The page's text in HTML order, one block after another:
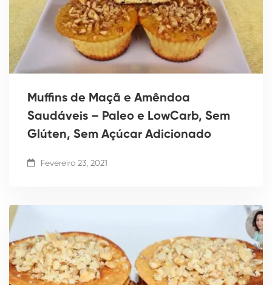
Muffins de Maçã e Amêndoa
Saudáveis – Paleo e LowCarb, Sem
Glúten, Sem Açúcar Adicionado
Fevereiro 23, 2021